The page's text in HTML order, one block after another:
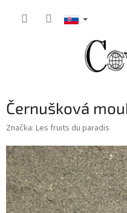
Černušková
Značka: Les fruits du paradis